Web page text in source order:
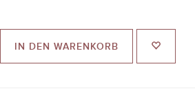
IN DEN WARENKORB